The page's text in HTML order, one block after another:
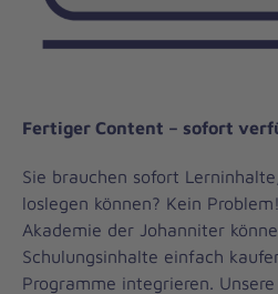
Fertiger Content – sofort
Sie brauchen sofort
loslegen können? Kein
Akademie der Johanniter
Schulungsinhalte einfach
Programme integrieren.